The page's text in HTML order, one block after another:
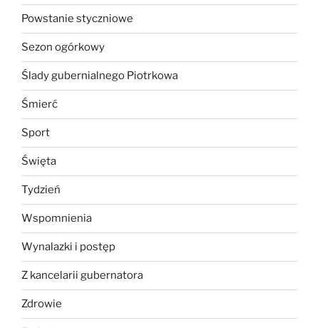
Powstanie styczniowe
Sezon ogórkowy
Ślady gubernialnego Piotrkowa
Śmierć
Sport
Święta
Tydzień
Wspomnienia
Wynalazki i postęp
Z kancelarii gubernatora
Zdrowie